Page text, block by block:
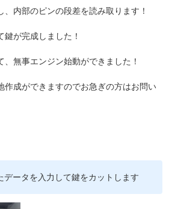
内部のピンの段差を読み取ります！
が完成しました！
無事エンジン始動ができました！
作成ができますのでお急ぎの方はお問い
データを入力して鍵をカットします